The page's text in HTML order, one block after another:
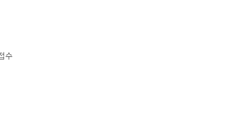
수